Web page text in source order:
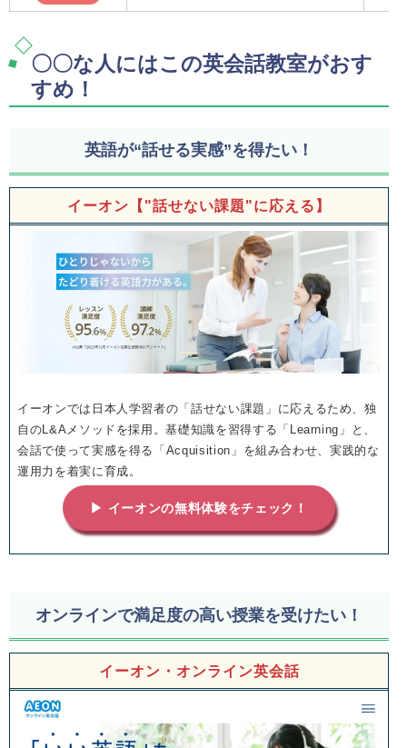
〇〇な人にはこの英会話教室がおす
すめ！
英語が“話せる実感”を得たい！
イーオン【"話せない課題"に応える】
イーオンでは日本人学習者の「話せない課題」に応えるため、独
自のL&Aメソッドを採用。基礎知識を習得する「Learning」と、
会話で使って実感を得る「Acquisition」を組み合わせ、実践的な
運用力を着実に育成。
▶ イーオンの無料体験をチェック！
オンラインで満足度の高い授業を受けたい！
イーオン・オンライン英会話